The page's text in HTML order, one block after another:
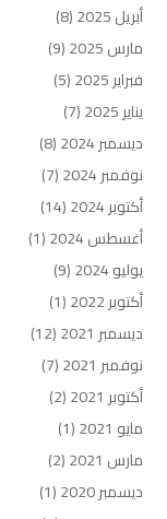
أبريل 2025
(8)
مارس 2025
(9)
فبراير 2025
(5)
يناير 2025
(7)
ديسمبر 2024
(8)
نوفمبر 2024
(7)
أكتوبر 2024
(14)
أغسطس 2024
(1)
يوليو 2024
(9)
أكتوبر 2022
(1)
ديسمبر 2021
(12)
نوفمبر 2021
(7)
أكتوبر 2021
(2)
مايو 2021
(1)
مارس 2021
(2)
ديسمبر 2020
(1)